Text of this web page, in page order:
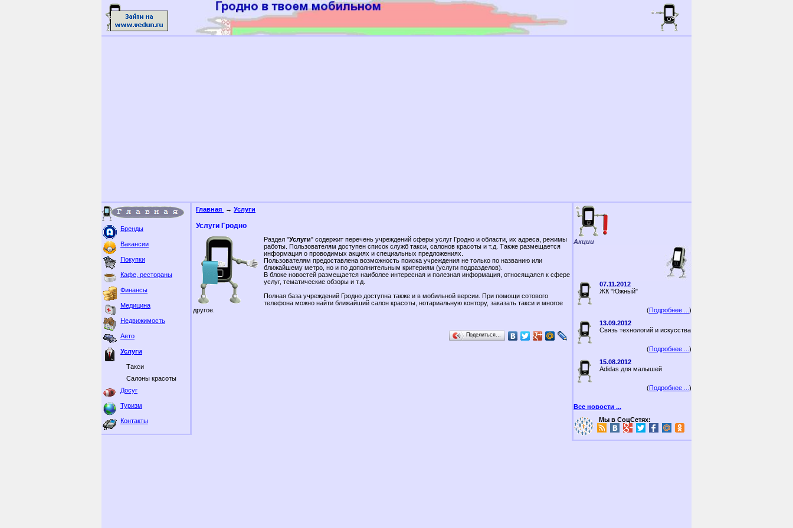
Бренды
Вакансии
Покупки
Кафе, рестораны
Финансы
Медицина
Недвижимость
Авто
Услуги
Такси
Салоны красоты
Досуг
Туризм
Контакты
Главная → Услуги
Услуги Гродно
Раздел "Услуги" содержит перечень учреждений сферы услуг Гродно и области, их адреса, режимы
работы. Пользователям доступен список служб такси, салонов красоты и т.д. Также размещается
информация о проводимых акциях и специальных предложениях.
Пользователям предоставлена возможность поиска учреждения не только по названию или
ближайшему метро, но и по дополнительным критериям (услуги подразделов).
В блоке новостей размещается наиболее интересная и полезная информация, относящаяся к сфере
услуг, тематические обзоры и т.д.
Полная база учреждений Гродно доступна также и в мобильной версии. При помощи сотового
телефона можно найти ближайший салон красоты, нотариальную контору, заказать такси и многое
другое.
Поделиться…
Акции
07.11.2012
ЖК "Южный"
(Подробнее ... )
13.09.2012
Связь технологий и искусства
(Подробнее ... )
15.08.2012
Adidas для малышей
(Подробнее ... )
Все новости ...
Мы в СоцСетях: